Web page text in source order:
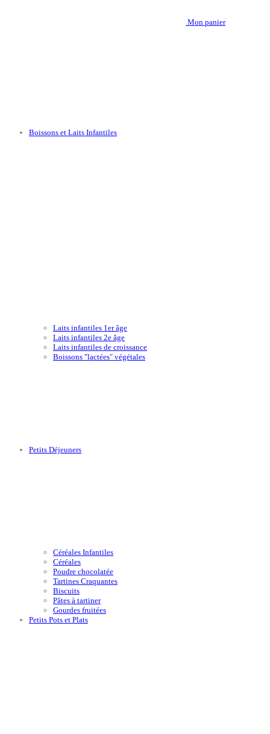
Mon panier
Boissons et Laits Infantiles
Laits infantiles 1er âge
Laits infantiles 2e âge
Laits infantiles de croissance
Boissons "lactées" végétales
Petits Déjeuners
Céréales Infantiles
Céréales
Poudre chocolatée
Tartines Craquantes
Biscuits
Pâtes à tartiner
Gourdes fruitées
Petits Pots et Plats